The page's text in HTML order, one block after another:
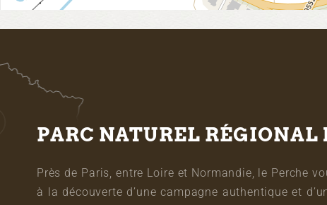
PARC NATUREL RÉGIONAL
Près de Paris, entre Loire et Normandie, le Perche
à la découverte d’une campagne authentique et